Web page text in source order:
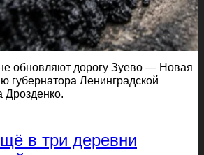
обновляют дорогу Зуево — Новая
губернатора Ленинградской
Дрозденко.
в три деревни